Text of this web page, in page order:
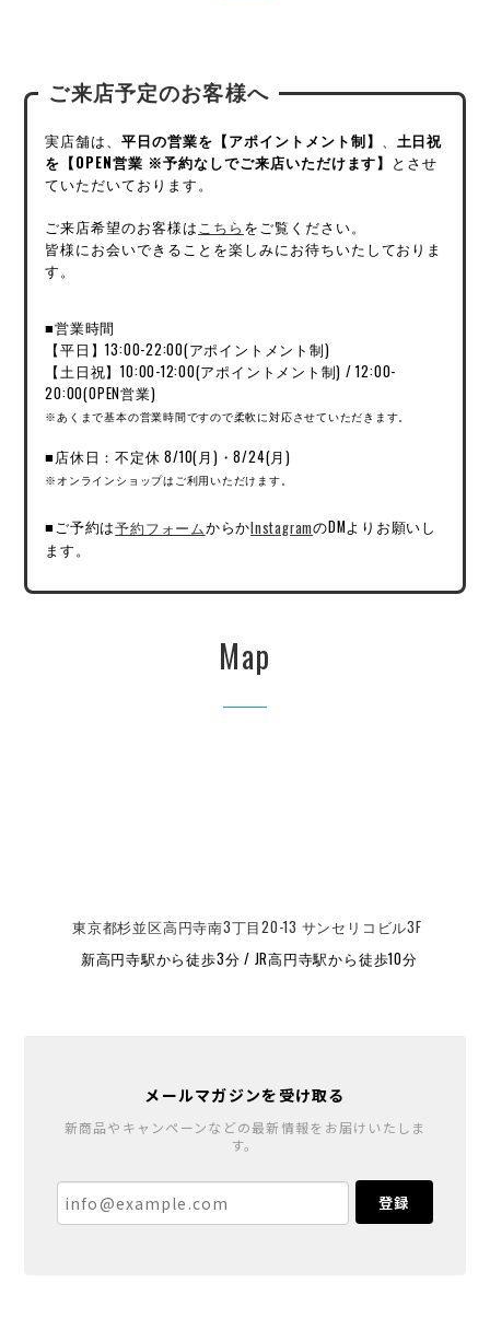
ご来店予定のお客様へ
実店舗は、平日の営業を【アポイントメント制】 、 土日祝
を【OPEN営業 ※予約なしでご来店いただけます】 とさせ
ていただいております。
ご来店希望のお客様はこちら をご覧ください。
皆様にお会いできることを楽しみにお待ちいたしておりま
す。
■営業時間
【平日】13:00-22:00(アポイントメント制)
【土日祝】10:00-12:00(アポイントメント制) / 12:00-
20:00(OPEN営業)
※あくまで基本の営業時間ですので柔軟に対応させていただきます。
■店休日：不定休 8/10(月)・8/24(月)
※オンラインショップはご利用いただけます。
■ご予約は予約フォームからかInstagramのDMよりお願いし
ます。
Map
東京都杉並区高円寺南3丁目20-13 サンセリコビル3F
新高円寺駅から徒歩3分 / JR高円寺駅から徒歩10分
メールマガジンを受け取る
新商品やキャンペーンなどの最新情報をお届けいたしま
す。
登録